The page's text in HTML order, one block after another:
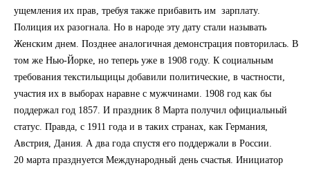
ущемления их прав, требуя также прибавить им зарплату.
Полиция их разогнала. Но в народе эту дату стали называть
Женским днем. Позднее аналогичная демонстрация повторилась. В
том же Нью-Йорке, но теперь уже в 1908 году. К социальным
требования текстильщицы добавили политические, в частности,
участия их в выборах наравне с мужчинами. 1908 год как бы
поддержал год 1857. И праздник 8 Марта получил официальный
статус. Правда, с 1911 года и в таких странах, как Германия,
Австрия, Дания. А два года спустя его поддержали в России.
20 марта празднуется Международный день счастья. Инициатор